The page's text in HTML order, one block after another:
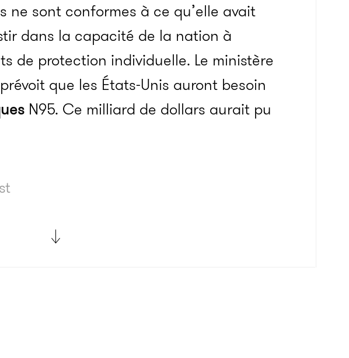
ne sont conformes à ce qu’elle avait
dans la capacité de la nation à
de protection individuelle. Le ministère
que les États-Unis auront besoin
N95. Ce milliard de dollars aurait pu